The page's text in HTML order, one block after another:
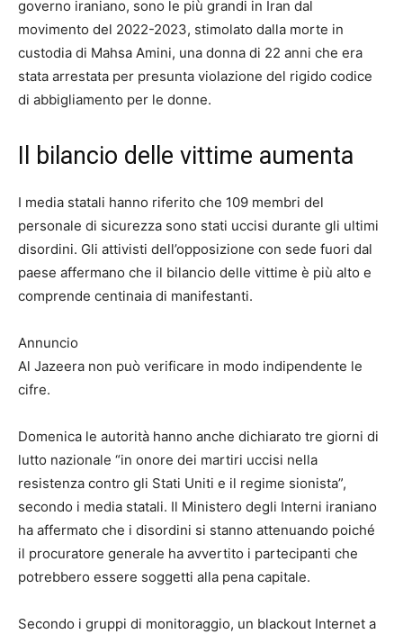
governo iraniano, sono le più grandi in Iran dal
movimento del 2022-2023, stimolato dalla morte in
custodia di Mahsa Amini, una donna di 22 anni che era
stata arrestata per presunta violazione del rigido codice
di abbigliamento per le donne.
Il bilancio delle vittime aumenta
I media statali hanno riferito che 109 membri del
personale di sicurezza sono stati uccisi durante gli ultimi
disordini. Gli attivisti dell’opposizione con sede fuori dal
paese affermano che il bilancio delle vittime è più alto e
comprende centinaia di manifestanti.
Annuncio
Al Jazeera non può verificare in modo indipendente le
cifre.
Domenica le autorità hanno anche dichiarato tre giorni di
lutto nazionale “in onore dei martiri uccisi nella
resistenza contro gli Stati Uniti e il regime sionista”,
secondo i media statali. Il Ministero degli Interni iraniano
ha affermato che i disordini si stanno attenuando poiché
il procuratore generale ha avvertito i partecipanti che
potrebbero essere soggetti alla pena capitale.
Secondo i gruppi di monitoraggio, un blackout Internet a